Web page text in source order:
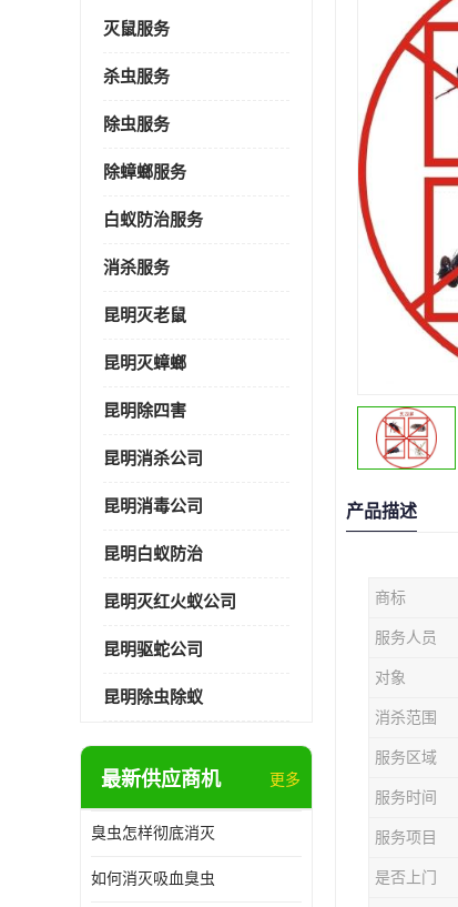
灭鼠服务
杀虫服务
除虫服务
除蟑螂服务
白蚁防治服务
消杀服务
昆明灭老鼠
昆明灭蟑螂
昆明除四害
昆明消杀公司
昆明消毒公司
昆明白蚁防治
昆明灭红火蚁公司
昆明驱蛇公司
昆明除虫除蚁
最新供应商机 更多
臭虫怎样彻底消灭
如何消灭吸血臭虫
产品描述
商标
服务人员
对象
消杀范围
服务区域
服务时间
服务项目
是否上门